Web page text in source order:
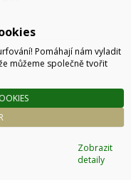
Pomáhají nám vyladit
můžeme společně tvořit
Zobrazit
detaily